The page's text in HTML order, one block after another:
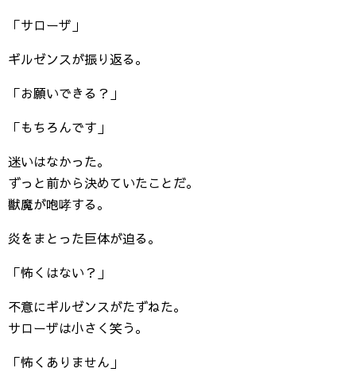
「サローザ」
ギルゼンスが振り返る。
「お願いできる？」
「もちろんです」
迷いはなかった。
ずっと前から決めていたことだ。
獣魔が咆哮する。
炎をまとった巨体が迫る。
「怖くはない？」
不意にギルゼンスがたずねた。
サローザは小さく笑う。
「怖くありません」